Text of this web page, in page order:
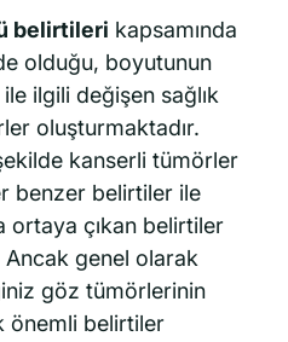
belirtileri kapsamında
olduğu, boyutunun
ilgili değişen sağlık
oluşturmaktadır.
kanserli tümörler
benzer belirtiler ile
ortaya çıkan belirtiler
genel olarak
göz tümörlerinin
önemli belirtiler